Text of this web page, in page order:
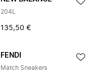
204L
135,50 €
FENDI
Match Sneakers